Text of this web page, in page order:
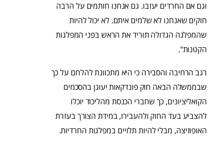
וגם אם החרדים יעזבו. גם אנחנו חותמים על הרבה
חוקים שאנחנו לא שלמים איתם. לא יכול להיות
שהמפלגה הגדולה תוריד את הראש בפני המפלגות
הקטנות".
רגב הרחיבה והסבירה כי היא מתכוונת להלחם על כך
שבממשלה הבאה חוק פונדקאות יעוגן בהסכמים
הקואליציונים, כך שחברי הכנסת מהליכוד יוכלו
להצביע בעד החוק ולהעבירו, במידת הצורך בעזרת
האופוזיצה, מבלי להיות תלויים במפלגות החרדיות.